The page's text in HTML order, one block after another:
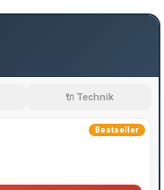
🔌 Technik
Bestseller